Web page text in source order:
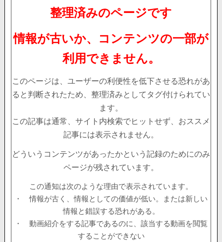
整理済みのページです
情報が古いか、コンテンツの一部が
利用できません。
このページは、ユーザーの利便性を低下させる恐れがあ
ると判断されたため、整理済みとしてタグ付けられてい
ます。
この記事は通常、サイト内検索でヒットせず、おススメ
記事には表示されません。
どういうコンテンツがあったかという記録のためにのみ
ページが残されています。
この通知は次のような理由で表示されています。
・ 情報が古く、情報としての価値が低い。または新しい
情報と錯誤する恐れがある。
・ 動画紹介をする記事であるのに、該当する動画を閲覧
することができない